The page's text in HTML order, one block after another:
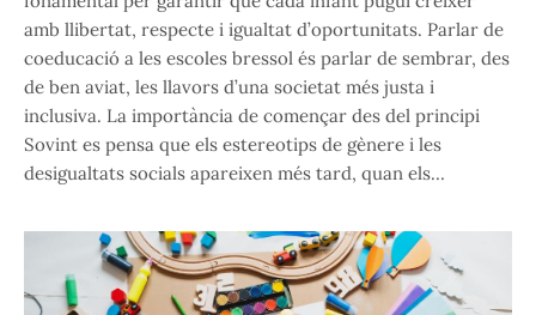
amb llibertat, respecte i igualtat d’oportunitats. Parlar de
coeducació a les escoles bressol és parlar de sembrar, des
de ben aviat, les llavors d’una societat més justa i
inclusiva. La importància de començar des del principi
Sovint es pensa que els estereotips de gènere i les
desigualtats socials apareixen més tard, quan els…